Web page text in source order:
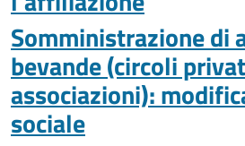
Somministrazione di
bevande (circoli
associazioni):
sociale